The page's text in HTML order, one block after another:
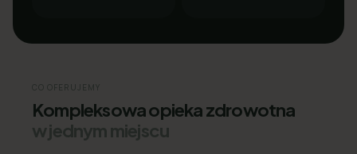
CO OFERUJEMY
Kompleksowa opieka zdrowotna
w jednym miejscu